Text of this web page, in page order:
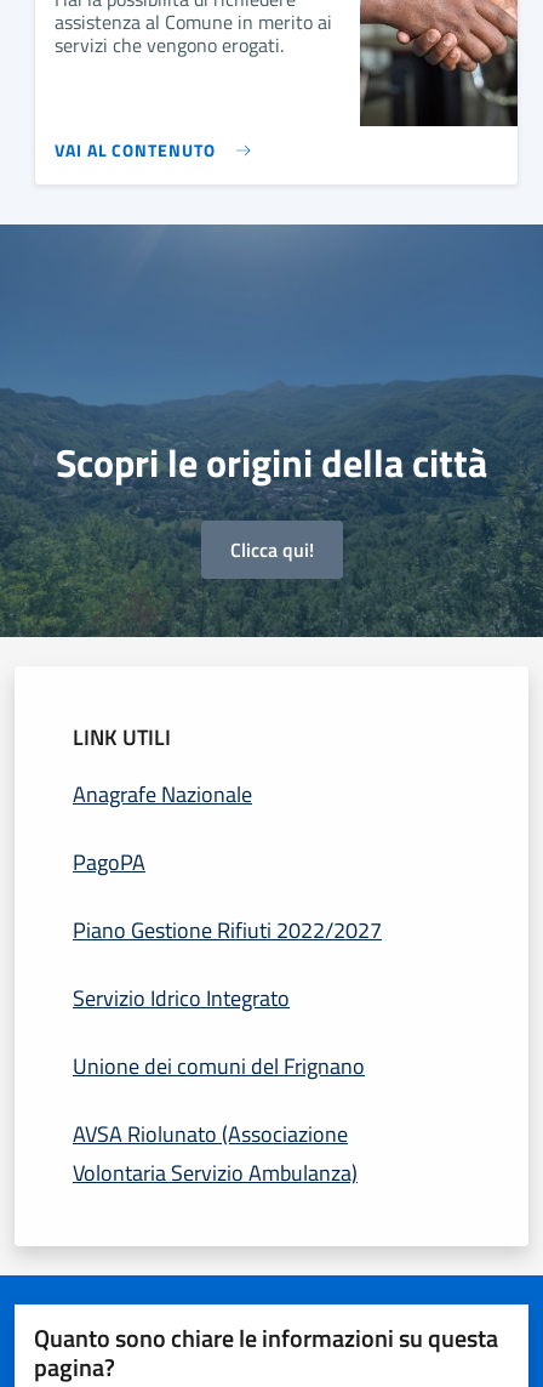
assistenza al Comune in merito ai
servizi che vengono erogati.
VAI AL CONTENUTO
Scopri le origini della città
Clicca qui!
LINK UTILI
Anagrafe Nazionale
PagoPA
Piano Gestione Rifiuti 2022/2027
Servizio Idrico Integrato
Unione dei comuni del Frignano
AVSA Riolunato (Associazione
Volontaria Servizio Ambulanza)
Quanto sono chiare le informazioni su questa
pagina?